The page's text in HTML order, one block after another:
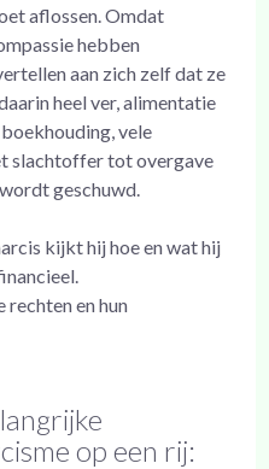
aflossen. Omdat
hebben
aan zich zelf dat ze
heel ver, alimentatie
vele
slachtoffer tot overgave
geschuwd.
kijkt hij hoe en wat hij
rechten en hun
op een rij: